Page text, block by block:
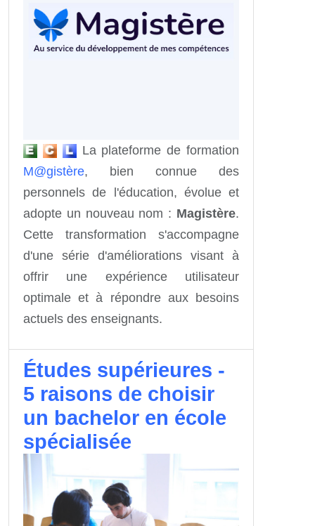
La plateforme de formation
M@gistère, bien connue des
personnels de l'éducation, évolue et
adopte un nouveau nom : Magistère.
Cette transformation s'accompagne
d'une série d'améliorations visant à
offrir une expérience utilisateur
optimale et à répondre aux besoins
actuels des enseignants.
Études supérieures -
5 raisons de choisir
un bachelor en école
spécialisée